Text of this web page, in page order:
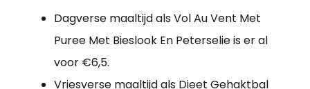
Dagverse maaltijd als Vol Au Vent Met
Puree Met Bieslook En Peterselie is er al
voor €6,5.
Vriesverse maaltijd als Dieet Gehaktbal